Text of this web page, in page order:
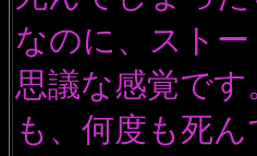
なのに、スト
思議な感覚で
も、何度も死